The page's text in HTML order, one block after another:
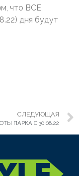
что ВСЕ
дня будут
СЛЕДУЮЩАЯ
ПАРКА С 30.08.22